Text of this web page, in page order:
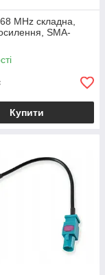
MHz складна,
SMA-
Купити